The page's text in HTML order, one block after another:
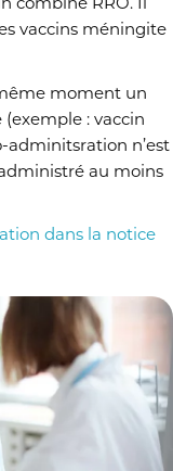
vaccins méningite
moment un
: vaccin
adminitsration n’est
au moins
dans la notice